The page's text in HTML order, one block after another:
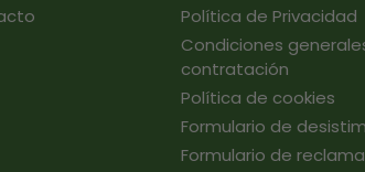
Política de Privacidad
Condiciones
contratación
Política de cookies
Formulario de
Formulario de